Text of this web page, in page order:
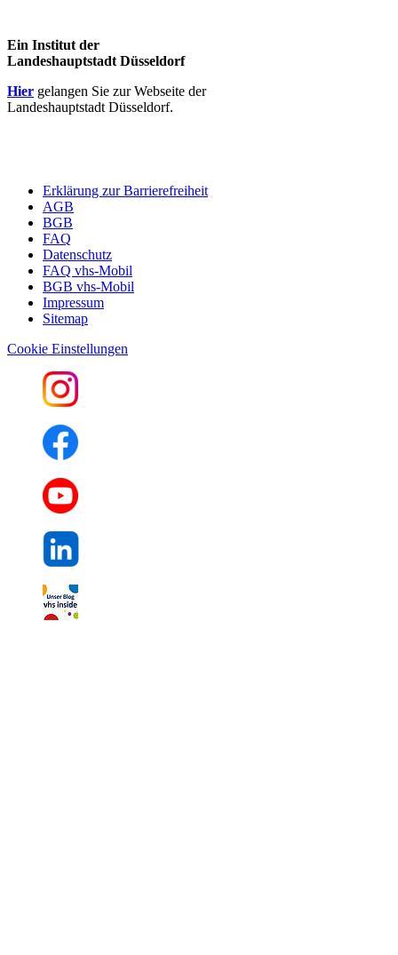
Ein Institut der
Landeshauptstadt Düsseldorf
Hier gelangen Sie zur Webseite der
Landeshauptstadt Düsseldorf.
Erklärung zur Barrierefreiheit
AGB
BGB
FAQ
Datenschutz
FAQ vhs-Mobil
BGB vhs-Mobil
Impressum
Sitemap
Cookie Einstellungen